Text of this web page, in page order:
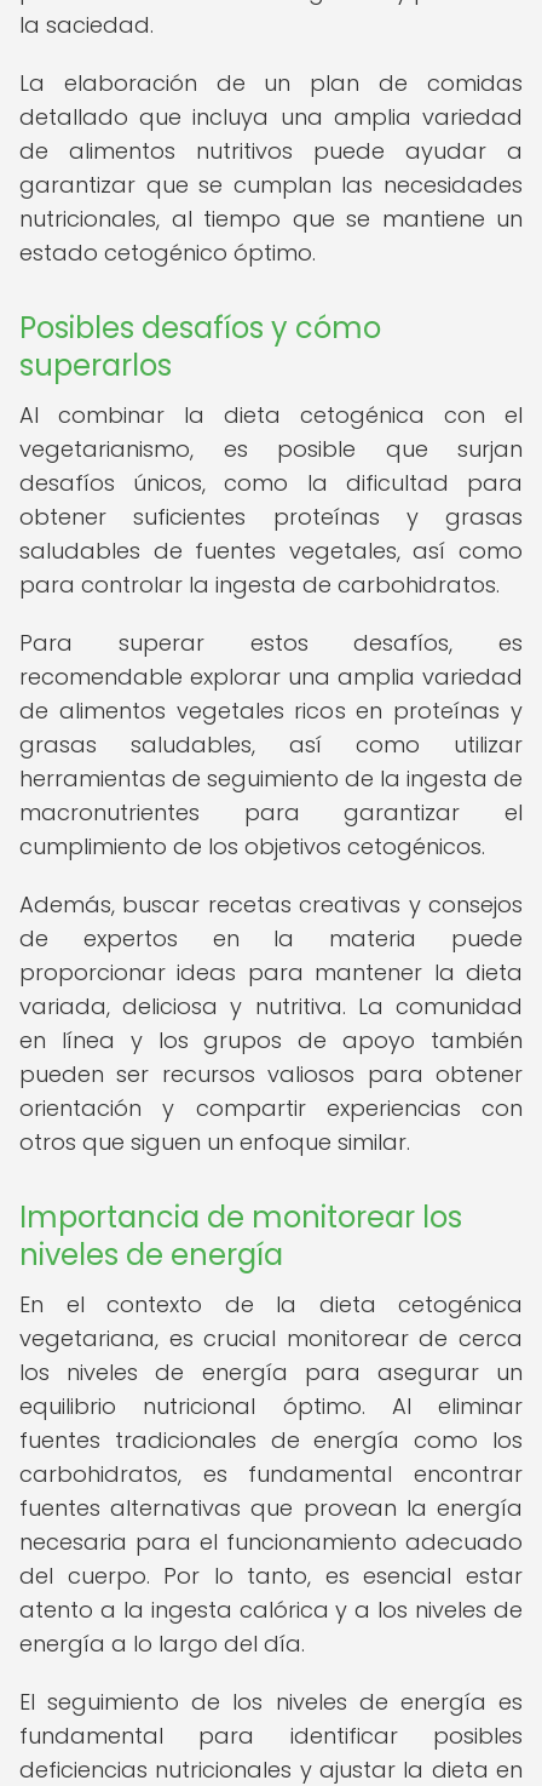
la saciedad.
La elaboración de un plan de comidas
detallado que incluya una amplia variedad
de alimentos nutritivos puede ayudar a
garantizar que se cumplan las necesidades
nutricionales, al tiempo que se mantiene un
estado cetogénico óptimo.
Posibles desafíos y cómo
superarlos
Al combinar la dieta cetogénica con el
vegetarianismo, es posible que surjan
desafíos únicos, como la dificultad para
obtener suficientes proteínas y grasas
saludables de fuentes vegetales, así como
para controlar la ingesta de carbohidratos.
Para superar estos desafíos, es
recomendable explorar una amplia variedad
de alimentos vegetales ricos en proteínas y
grasas saludables, así como utilizar
herramientas de seguimiento de la ingesta de
macronutrientes para garantizar el
cumplimiento de los objetivos cetogénicos.
Además, buscar recetas creativas y consejos
de expertos en la materia puede
proporcionar ideas para mantener la dieta
variada, deliciosa y nutritiva. La comunidad
en línea y los grupos de apoyo también
pueden ser recursos valiosos para obtener
orientación y compartir experiencias con
otros que siguen un enfoque similar.
Importancia de monitorear los
niveles de energía
En el contexto de la dieta cetogénica
vegetariana, es crucial monitorear de cerca
los niveles de energía para asegurar un
equilibrio nutricional óptimo. Al eliminar
fuentes tradicionales de energía como los
carbohidratos, es fundamental encontrar
fuentes alternativas que provean la energía
necesaria para el funcionamiento adecuado
del cuerpo. Por lo tanto, es esencial estar
atento a la ingesta calórica y a los niveles de
energía a lo largo del día.
El seguimiento de los niveles de energía es
fundamental para identificar posibles
deficiencias nutricionales y ajustar la dieta en